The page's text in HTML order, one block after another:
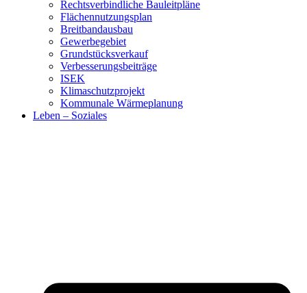
Rechtsverbindliche Bauleitpläne
Flächennutzungsplan
Breitbandausbau
Gewerbegebiet
Grundstücksverkauf
Verbesserungsbeiträge
ISEK
Klimaschutzprojekt
Kommunale Wärmeplanung
Leben – Soziales